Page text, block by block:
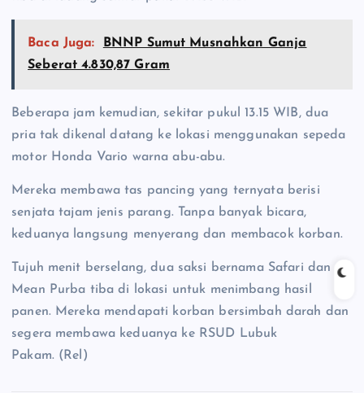
Baca Juga:
BNNP Sumut Musnahkan Ganja
Seberat 4.830,87 Gram
Beberapa jam kemudian, sekitar pukul 13.15 WIB, dua
pria tak dikenal datang ke lokasi menggunakan sepeda
motor Honda Vario warna abu-abu.
Mereka membawa tas pancing yang ternyata berisi
senjata tajam jenis parang. Tanpa banyak bicara,
keduanya langsung menyerang dan membacok korban.
Tujuh menit berselang, dua saksi bernama Safari dan
Mean Purba tiba di lokasi untuk menimbang hasil
panen. Mereka mendapati korban bersimbah darah dan
segera membawa keduanya ke RSUD Lubuk
Pakam. (Rel)